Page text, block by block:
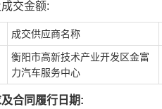
交金额:
成交供应商名称
衡阳市高新技术产业开发区金富
力汽车服务中心
合同履行日期: